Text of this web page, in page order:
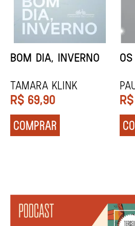
ORIXÁS
REGINALDO PRANDI
R$ 79,90
COMPRAR
R$